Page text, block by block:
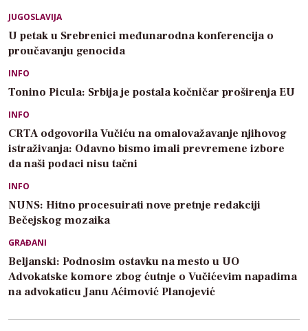
JUGOSLAVIJA
U petak u Srebrenici međunarodna konferencija o
proučavanju genocida
INFO
Tonino Picula: Srbija je postala kočničar proširenja EU
INFO
CRTA odgovorila Vučiću na omalovažavanje njihovog
istraživanja: Odavno bismo imali prevremene izbore
da naši podaci nisu tačni
INFO
NUNS: Hitno procesuirati nove pretnje redakciji
Bečejskog mozaika
GRAĐANI
Beljanski: Podnosim ostavku na mesto u UO
Advokatske komore zbog ćutnje o Vučićevim napadima
na advokaticu Janu Aćimović Planojević